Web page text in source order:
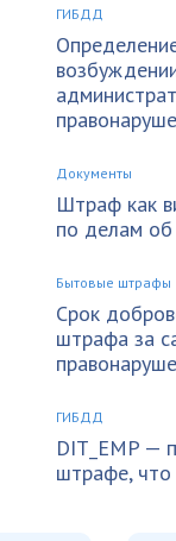
ГИБДД
Документы
Штраф как
по делам
Бытовые штрафы
Срок
штрафа за
ГИБДД
DIT_EMP —
штрафе, что